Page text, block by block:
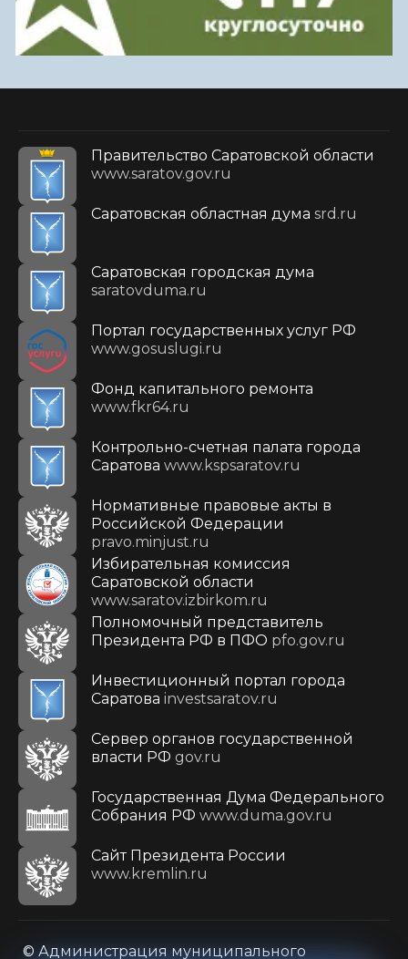
Правительство Саратовской области
www.saratov.gov.ru
Саратовская областная дума srd.ru
Саратовская городская дума
saratovduma.ru
Портал государственных услуг РФ
www.gosuslugi.ru
Фонд капитального ремонта
www.fkr64.ru
Контрольно-счетная палата города
Саратова www.kspsaratov.ru
Нормативные правовые акты в
Российской Федерации
pravo.minjust.ru
Избирательная комиссия
Саратовской области
www.saratov.izbirkom.ru
Полномочный представитель
Президента РФ в ПФО pfo.gov.ru
Инвестиционный портал города
Саратова investsaratov.ru
Сервер органов государственной
власти РФ gov.ru
Государственная Дума Федерального
Собрания РФ www.duma.gov.ru
Cайт Президента России
www.kremlin.ru
© Администрация муниципального